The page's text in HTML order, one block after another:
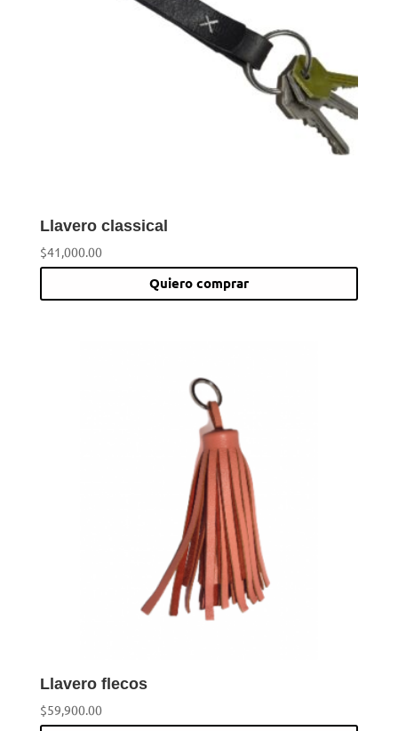
en
la
Llavero classical
$41,000.00
Quiero comprar
Llavero flecos
$59,900.00